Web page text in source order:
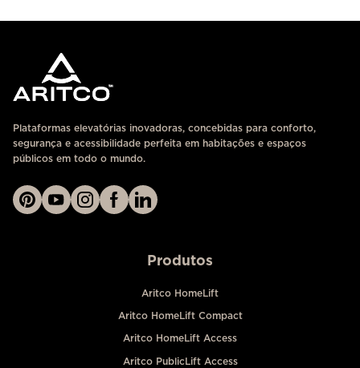
Plataformas elevatórias inovadoras, concebidas para conforto,
segurança e acessibilidade perfeita em habitações e espaços
públicos em todo o mundo.
Produtos
Aritco HomeLift
Aritco HomeLift Compact
Aritco HomeLift Access
Aritco PublicLift Access